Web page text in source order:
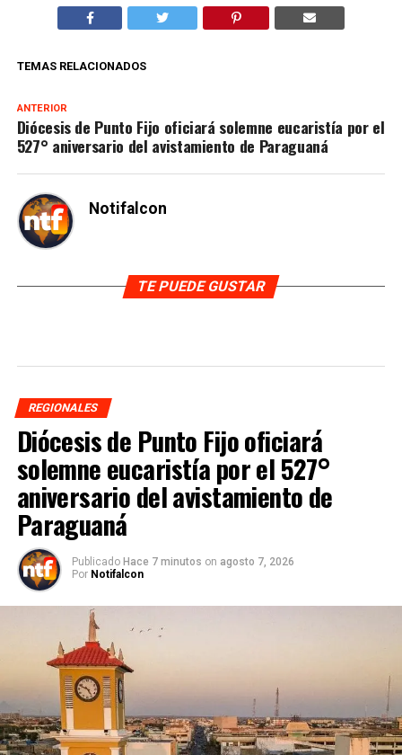
TEMAS RELACIONADOS
ANTERIOR
Diócesis de Punto Fijo oficiará solemne eucaristía por el
527° aniversario del avistamiento de Paraguaná
Notifalcon
TE PUEDE GUSTAR
REGIONALES
Diócesis de Punto Fijo oficiará
solemne eucaristía por el 527°
aniversario del avistamiento de
Paraguaná
Publicado Hace 7 minutos on agosto 7, 2026
Por Notifalcon